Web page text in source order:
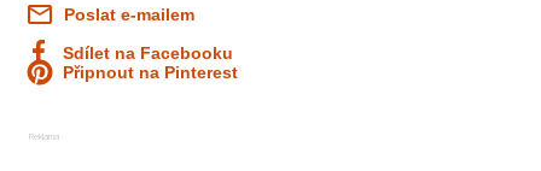
Poslat e-mailem
Sdílet na Facebooku
Připnout na Pinterest
Reklama